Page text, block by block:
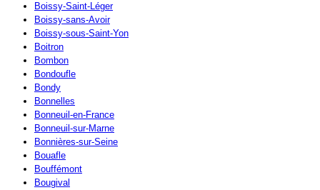
Boissy-Saint-Léger
Boissy-sans-Avoir
Boissy-sous-Saint-Yon
Boitron
Bombon
Bondoufle
Bondy
Bonnelles
Bonneuil-en-France
Bonneuil-sur-Marne
Bonnières-sur-Seine
Bouafle
Bouffémont
Bougival